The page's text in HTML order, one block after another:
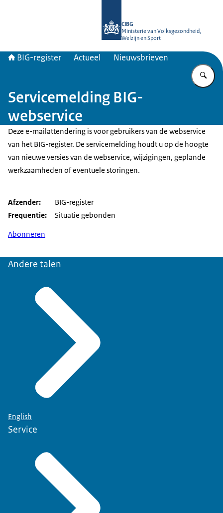
CIBG
Ministerie van Volksgezondheid,
Welzijn en Sport
BIG-register Actueel Nieuwsbrieven
Servicemelding BIG-
webservice
Deze e-mailattendering is voor gebruikers van de webservice
van het BIG-register. De servicemelding houdt u op de hoogte
van nieuwe versies van de webservice, wijzigingen, geplande
werkzaamheden of eventuele storingen.
Afzender BIG-register
Frequentie
Situatie gebonden
Abonneren
Andere talen
English
Service